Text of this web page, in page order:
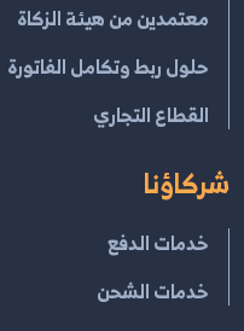
معتمدين من هيئة الزكاة
حلول ربط وتكامل الفاتورة
القطاع التجاري
شركاؤنا
خدمات الدفع
خدمات الشحن